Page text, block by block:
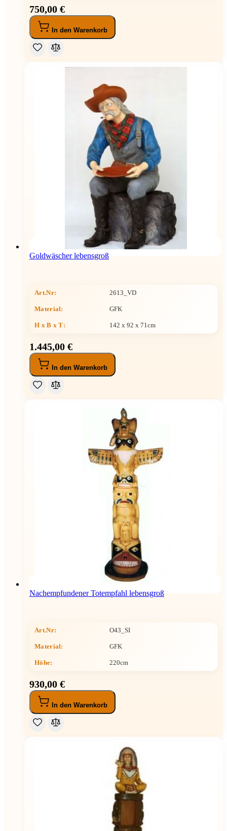
750,00 €
In den Warenkorb
Goldwäscher lebensgroß
Art.Nr: 2613_VD
Material: GFK
H x B x T: 142 x 92 x 71cm
1.445,00 €
In den Warenkorb
Nachempfundener Totempfahl lebensgroß
Art.Nr: O43_SI
Material: GFK
Höhe: 220cm
930,00 €
In den Warenkorb